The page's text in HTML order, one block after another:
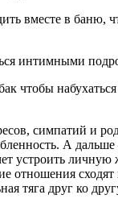
вместе в баню,
интимными
чтобы
симпатий и
А
устроить
отношения сходят
тяга друг ко